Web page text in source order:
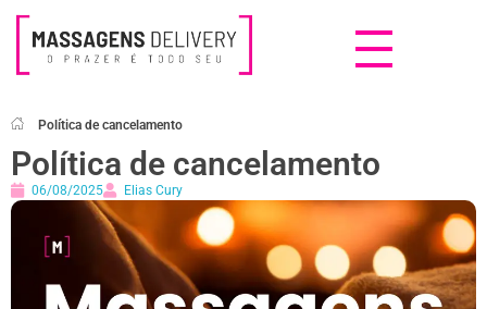
Política de cancelamento
Política de cancelamento
06/08/2025 Elias Cury